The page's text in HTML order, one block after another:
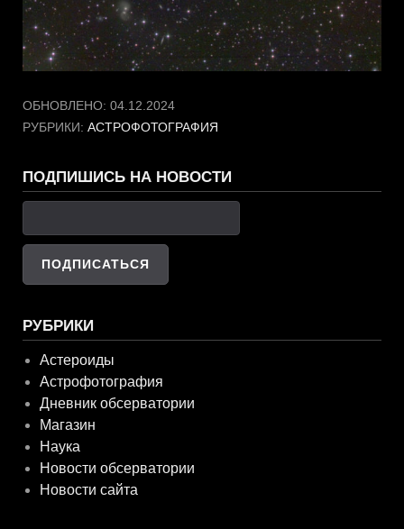
ОБНОВЛЕНО: 04.12.2024
РУБРИКИ: АСТРОФОТОГРАФИЯ
ПОДПИШИСЬ НА НОВОСТИ
РУБРИКИ
Астероиды
Астрофотография
Дневник обсерватории
Магазин
Наука
Новости обсерватории
Новости сайта